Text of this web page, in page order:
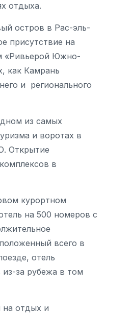
отдыха.
остров в Рас-эль-
присутствие на
«Ривьерой Южно-
как Камрань
и регионального
из самых
и воротах в
Открытие
в
курортном
на 500 номеров с
всего в
отель
за рубежа в том
на отдых и